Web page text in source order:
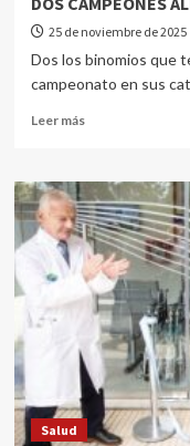
25 de noviembre de 2025
Dos los binomios que
campeonato en sus
Leer más
Salud